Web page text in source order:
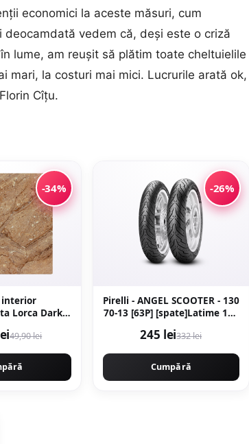
economici la aceste măsuri, cum
vedem că, deşi este o criză
lume, am reuşit să plătim toate cheltuielile
mari, la costuri mai mici. Lucrurile arată ok,
Cîţu.
-34%
interior
Lorca Dark
49,90 lei
-26%
Pirelli - ANGEL SCOOTER - 130
70-13 [63P] [spate]Latime 130
245 lei332 lei
Cumpără